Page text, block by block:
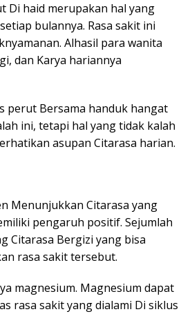
Di haid merupakan hal yang
bulannya. Rasa sakit ini
Alhasil para wanita
dan Karya hariannya
perut Bersama handuk hangat
ini, tetapi hal yang tidak kalah
asupan Citarasa harian.
Menunjukkan Citarasa yang
pengaruh positif. Sejumlah
Citarasa Bergizi yang bisa
rasa sakit tersebut.
magnesium. Magnesium dapat
rasa sakit yang dialami Di siklus